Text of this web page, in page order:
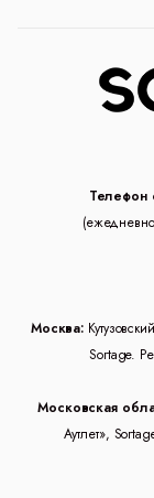
Телефон
Москва:
Sortage.
Московская
Аутлет»,